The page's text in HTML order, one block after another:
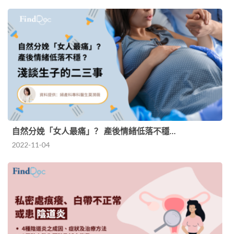
自然分娩「女人最痛」？ 產後情緒低落不穩…
2022-11-04